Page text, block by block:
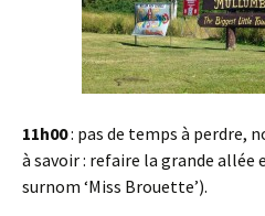
11h00: pas de temps à perdre,
à savoir : refaire la grande allée
surnom ‘Miss Brouette’).